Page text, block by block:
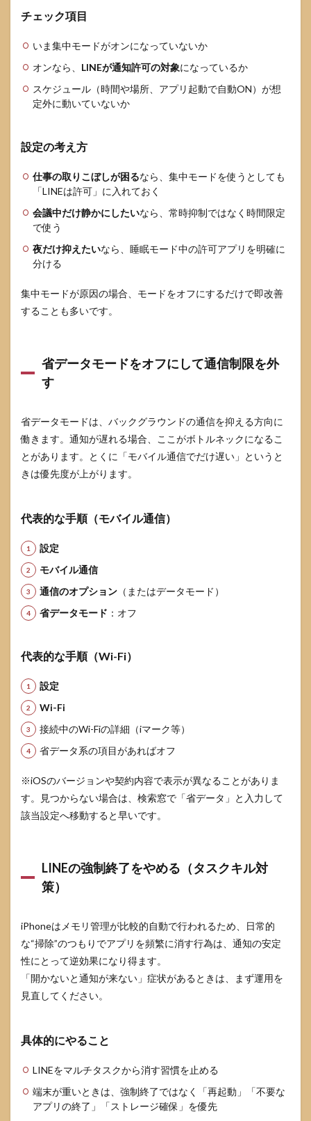
チェック項目
いま集中モードがオンになっていないか
オンなら、 LINEが通知許可の対象になっているか
スケジュール（時間や場所、アプリ起動で自動ON）が想
定外に動いていないか
設定の考え方
仕事の取りこぼしが困るなら、集中モードを使うとしても
「LINEは許可」に入れておく
会議中だけ静かにしたいなら、常時抑制ではなく時間限定
で使う
夜だけ抑えたいなら、睡眠モード中の許可アプリを明確に
分ける
集中モードが原因の場合、モードをオフにするだけで即改善
することも多いです。
省データモードをオフにして通信制限を外
す
省データモードは、バックグラウンドの通信を抑える方向に
働きます。通知が遅れる場合、ここがボトルネックになるこ
とがあります。とくに「モバイル通信でだけ遅い」というと
きは優先度が上がります。
代表的な手順（モバイル通信）
設定
モバイル通信
通信のオプション （またはデータモード）
省データモード ：オフ
代表的な手順（Wi-Fi）
設定
Wi-Fi
接続中のWi-Fiの詳細（iマーク等）
省データ系の項目があればオフ
※iOSのバージョンや契約内容で表示が異なることがありま
す。見つからない場合は、検索窓で「省データ」と入力して
該当設定へ移動すると早いです。
LINEの強制終了をやめる（タスクキル対
策）
iPhoneはメモリ管理が比較的自動で行われるため、日常的
な“掃除”のつもりでアプリを頻繁に消す行為は、通知の安定
性にとって逆効果になり得ます。
「開かないと通知が来ない」症状があるときは、まず運用を
見直してください。
具体的にやること
LINEをマルチタスクから消す習慣を止める
端末が重いときは、強制終了ではなく「再起動」「不要な
アプリの終了」「ストレージ確保」を優先